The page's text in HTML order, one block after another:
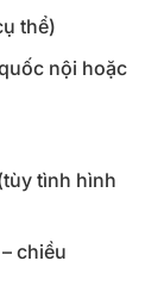
thể)
nội hoặc
tình hình
chiều